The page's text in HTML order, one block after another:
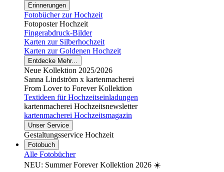
Erinnerungen
Fotobücher zur Hochzeit
Fotoposter Hochzeit
Fingerabdruck-Bilder
Karten zur Silberhochzeit
Karten zur Goldenen Hochzeit
Entdecke Mehr...
Neue Kollektion 2025/2026
Sanna Lindström x kartenmacherei
From Lover to Forever Kollektion
Textideen für Hochzeitseinladungen
kartenmacherei Hochzeitsnewsletter
kartenmacherei Hochzeitsmagazin
Unser Service
Gestaltungsservice Hochzeit
Fotobuch
Alle Fotobücher
NEU: Summer Forever Kollektion 2026 ☀️